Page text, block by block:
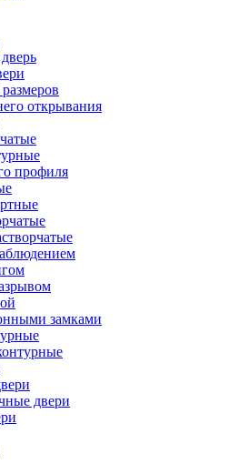
открывания
профиля
замками
двери